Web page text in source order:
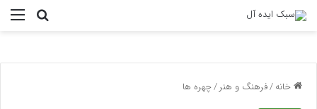
خانه/فرهنگ و هنر/چهره ها